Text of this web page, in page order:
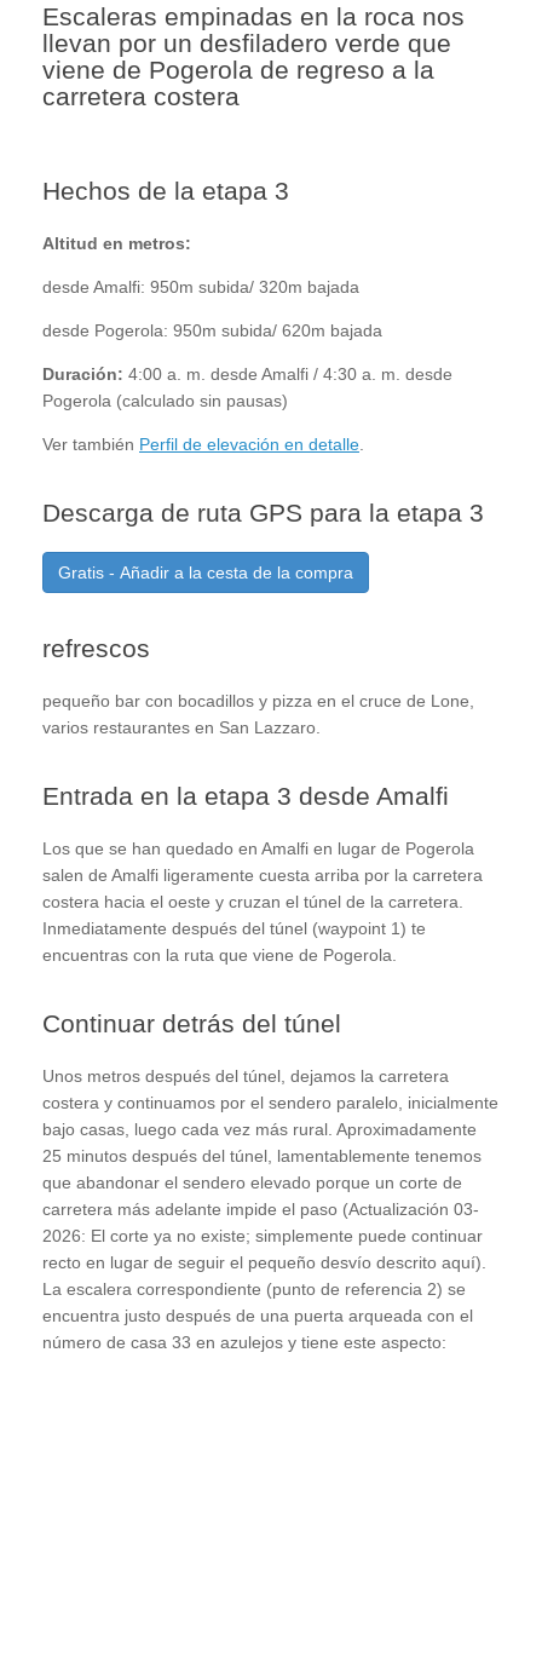
Escaleras empinadas en la roca nos
llevan por un desfiladero verde que
viene de Pogerola de regreso a la
carretera costera
Hechos de la etapa 3
Altitud en metros:
desde Amalfi: 950m subida/ 320m bajada
desde Pogerola: 950m subida/ 620m bajada
Duración: 4:00 a. m. desde Amalfi / 4:30 a. m. desde
Pogerola (calculado sin pausas)
Ver también Perfil de elevación en detalle
Descarga de ruta GPS para la etapa 3
Gratis - Añadir a la cesta de la compra
refrescos
pequeño bar con bocadillos y pizza en el cruce de Lone,
varios restaurantes en San Lazzaro.
Entrada en la etapa 3 desde Amalfi
Los que se han quedado en Amalfi en lugar de Pogerola
salen de Amalfi ligeramente cuesta arriba por la carretera
costera hacia el oeste y cruzan el túnel de la carretera.
Inmediatamente después del túnel (waypoint 1) te
encuentras con la ruta que viene de Pogerola.
Continuar detrás del túnel
Unos metros después del túnel, dejamos la carretera
costera y continuamos por el sendero paralelo, inicialmente
bajo casas, luego cada vez más rural. Aproximadamente
25 minutos después del túnel, lamentablemente tenemos
que abandonar el sendero elevado porque un corte de
carretera más adelante impide el paso (Actualización 03-
2026: El corte ya no existe; simplemente puede continuar
recto en lugar de seguir el pequeño desvío descrito aquí).
La escalera correspondiente (punto de referencia 2) se
encuentra justo después de una puerta arqueada con el
número de casa 33 en azulejos y tiene este aspecto: